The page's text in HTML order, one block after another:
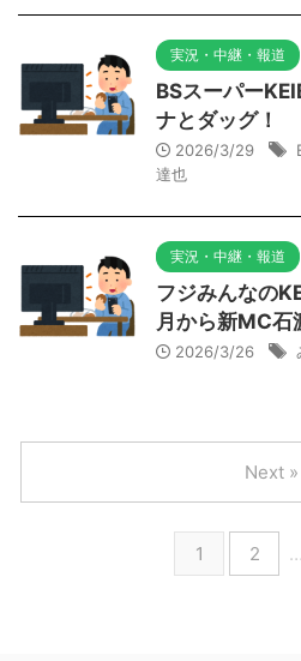
実況・中継・報道
BSスーパー
ナとダッグ！
2026/3/29
達也
実況・中継・報道
フジみんなの
月から新MC石
2026/3/26
1 2 …
Next »